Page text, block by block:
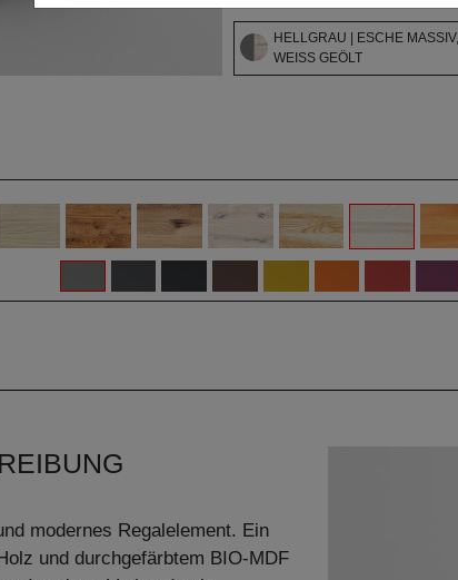
HELLGRAU | ESCHE MASSIV,
WEISS GEÖLT
modernes Regalelement. Ein
und durchgefärbtem BIO-MDF